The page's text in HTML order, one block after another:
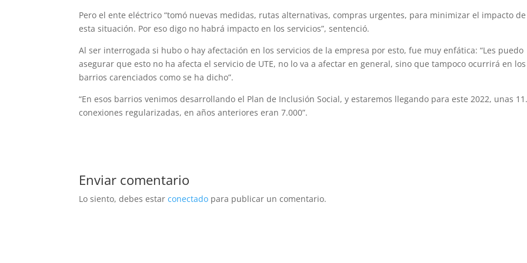
Pero el ente eléctrico “tomó nuevas medidas, rutas alternativas, compras urgentes, para minimizar el impacto de
esta situación. Por eso digo no habrá impacto en los servicios”, sentenció.
Al ser interrogada si hubo o hay afectación en los servicios de la empresa por esto, fue muy enfática: “Les puedo
asegurar que esto no ha afecta el servicio de UTE, no lo va a afectar en general, sino que tampoco ocurrirá en los
barrios carenciados como se ha dicho”.
“En esos barrios venimos desarrollando el Plan de Inclusión Social, y estaremos llegando para este 2022, unas
conexiones regularizadas, en años anteriores eran 7.000”.
Enviar comentario
Lo siento, debes estarconectado para publicar un comentario.